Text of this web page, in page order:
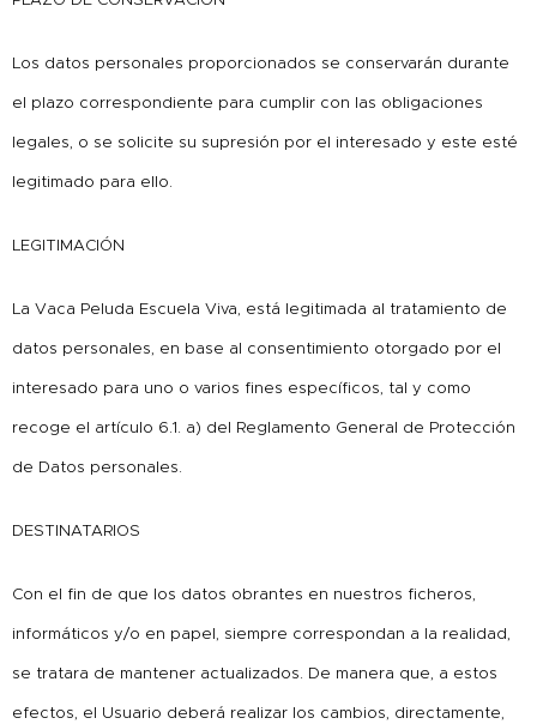
Los datos personales proporcionados se conservarán durante
el plazo correspondiente para cumplir con las obligaciones
legales, o se solicite su supresión por el interesado y este esté
legitimado para ello.
LEGITIMACIÓN
La Vaca Peluda Escuela Viva, está legitimada al tratamiento de
datos personales, en base al consentimiento otorgado por el
interesado para uno o varios fines específicos, tal y como
recoge el artículo 6.1. a) del Reglamento General de Protección
de Datos personales.
DESTINATARIOS
Con el fin de que los datos obrantes en nuestros ficheros,
informáticos y/o en papel, siempre correspondan a la realidad,
se tratara de mantener actualizados. De manera que, a estos
efectos, el Usuario deberá realizar los cambios, directamente,